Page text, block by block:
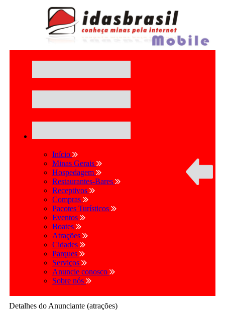
Início
Minas Gerais
Hospedagem
Restaurantes-Bares
Receptivos
Compras
Pacotes Turísticos
Eventos
Boates
Atrações
Cidades
Parques
Serviços
Anuncie conosco
Sobre nós
Detalhes do Anunciante (atrações)